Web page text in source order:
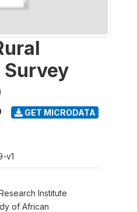
Survey
GET MICRODATA
v1
Institute
of African